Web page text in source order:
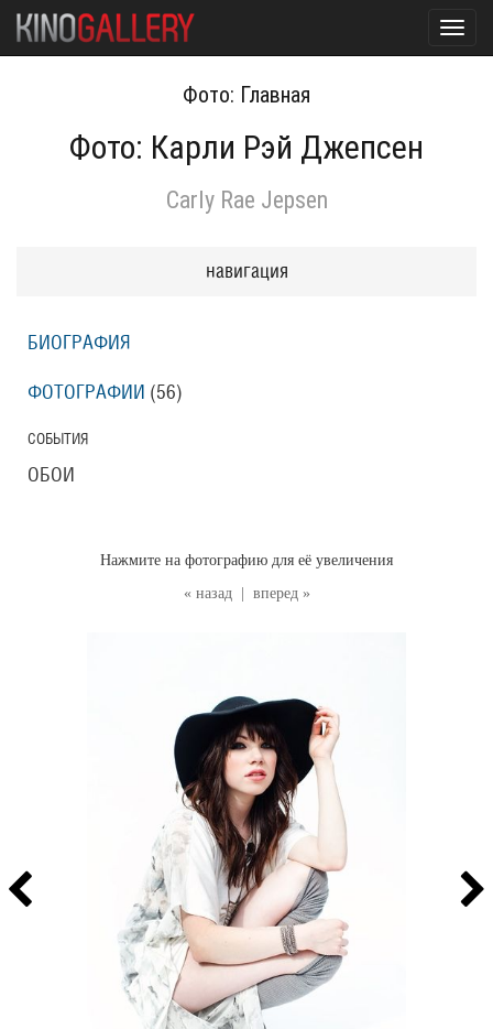
Фото: Главная
Фото: Карли Рэй Джепсен
Carly Rae Jepsen
« назад вперед »
Нажмите на фотографию для её увеличения
навигация
БИОГРАФИЯ
ФОТОГРАФИИ (56)
СОБЫТИЯ
ОБОИ